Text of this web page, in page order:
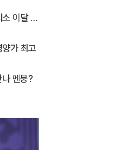
이달 말
가 최고
멘붕?